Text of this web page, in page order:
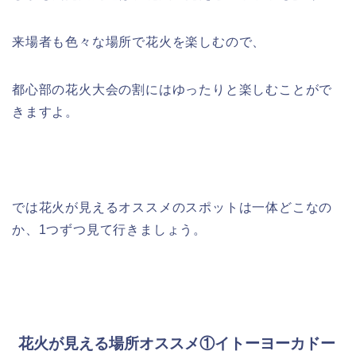
来場者も色々な場所で花火を楽しむので、
都心部の花火大会の割にはゆったりと楽しむことがで
きますよ。
では花火が見えるオススメのスポットは一体どこなの
か、1つずつ見て行きましょう。
花火が見える場所オススメ①イトーヨーカドー